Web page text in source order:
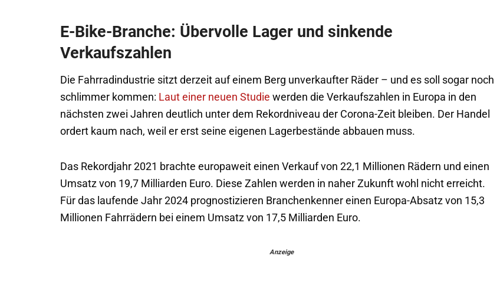
E-Bike-Branche: Übervolle Lager und sinkende
Verkaufszahlen
Die Fahrradindustrie sitzt derzeit auf einem Berg unverkaufter Räder – und es soll sogar noch
schlimmer kommen: Laut einer neuen Studie werden die Verkaufszahlen in Europa in den
nächsten zwei Jahren deutlich unter dem Rekordniveau der Corona-Zeit bleiben. Der Handel
ordert kaum nach, weil er erst seine eigenen Lagerbestände abbauen muss.
Das Rekordjahr 2021 brachte europaweit einen Verkauf von 22,1 Millionen Rädern und einen
Umsatz von 19,7 Milliarden Euro. Diese Zahlen werden in naher Zukunft wohl nicht erreicht.
Für das laufende Jahr 2024 prognostizieren Branchenkenner einen Europa-Absatz von 15,3
Millionen Fahrrädern bei einem Umsatz von 17,5 Milliarden Euro.
Anzeige